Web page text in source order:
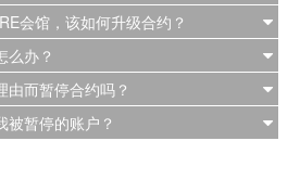
会馆，该如何升级合约？
么办？
由而暂停合约吗？
被暂停的账户？